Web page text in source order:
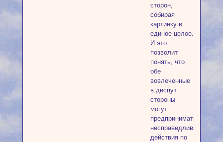
сторон,
собирая
картинку в
единое целое.
И это
позволит
понять, что
обе
вовлеченные
в диспут
стороны
могут
предпринимать
несправедливые
действия по